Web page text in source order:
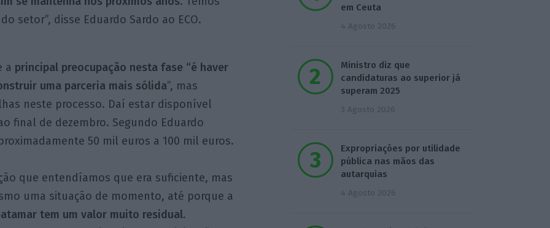
setor”, disse Eduardo Sardo ao ECO.
a principal preocupação nesta fase “é haver
uma parceria mais sólida”, mas
neste processo. Daí estar disponível
final de dezembro. Segundo Eduardo
50 mil euros a 100 mil euros.
que entendíamos que era suficiente, mas
uma situação de momento, até porque a
tem um valor muito residual.
em Ceuta
4 Agosto 2026
Ministro diz que
candidaturas ao superior já
superam 2025
3 Agosto 2026
Expropriações por utilidade
pública nas mãos das
autarquias
4 Agosto 2026